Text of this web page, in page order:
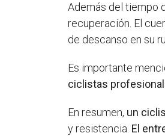
Además del tiempo
recuperación. El
de descanso en su
Es importante
ciclistas
En resumen, un
y resistencia. El